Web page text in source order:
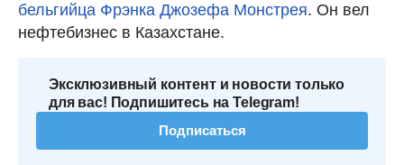
бельгийца Фрэнка Джозефа Монстрея. Он вел
нефтебизнес в Казахстане.
Эксклюзивный контент и новости только
для вас! Подпишитесь на Telegram!
Подписаться